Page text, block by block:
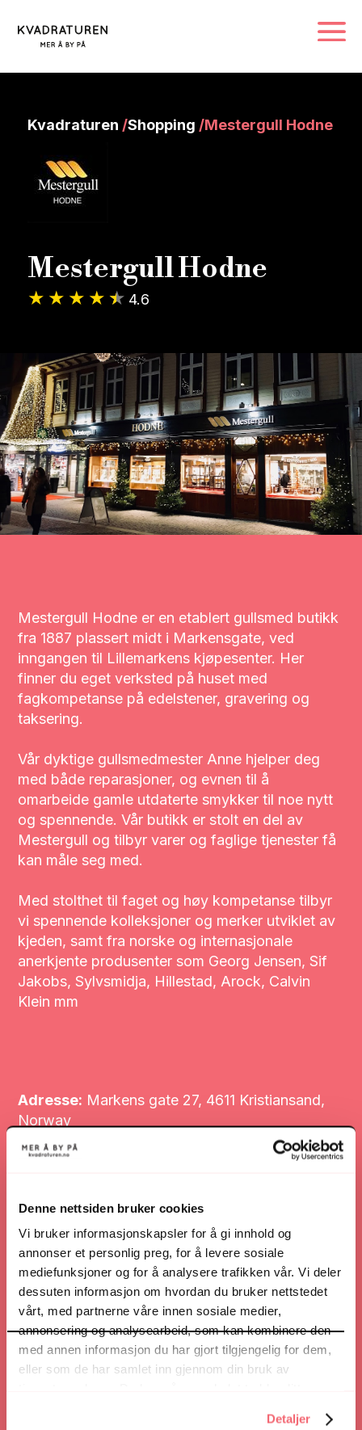
Denne nettsiden bruker cookies
Vi bruker informasjonskapsler for å gi innhold og
annonser et personlig preg, for å levere sosiale
mediefunksjoner og for å analysere trafikken vår. Vi deler
dessuten informasjon om hvordan du bruker nettstedet
vårt, med partnerne våre innen sosiale medier,
annonsering og analysearbeid, som kan kombinere den
med annen informasjon du har gjort tilgjengelig for dem,
eller som de har samlet inn gjennom din bruk av
Detaljer
Kvadraturen /Shopping /Mestergull Hodne
Mestergull Hodne
4.6
Mestergull Hodne er en etablert gullsmed butikk
fra 1887 plassert midt i Markensgate, ved
inngangen til Lillemarkens kjøpesenter. Her
finner du eget verksted på huset med
fagkompetanse på edelstener, gravering og
taksering.
Vår dyktige gullsmedmester Anne hjelper deg
med både reparasjoner, og evnen til å
omarbeide gamle utdaterte smykker til noe nytt
og spennende. Vår butikk er stolt en del av
Mestergull og tilbyr varer og faglige tjenester få
kan måle seg med.
Med stolthet til faget og høy kompetanse tilbyr
vi spennende kolleksjoner og merker utviklet av
kjeden, samt fra norske og internasjonale
anerkjente produsenter som Georg Jensen, Sif
Jakobs, Sylvsmidja, Hillestad, Arock, Calvin
Klein mm
Adresse: Markens gate 27, 4611 Kristiansand,
Norway
Tirsdag
10:00 -18:00
Torsdag
10:00 -18:00
Fredag
10:00 - 18:00
Lørdag
10:00 -17:00
Telefonnummer: +47 38 02 44 12
Nettsted: mestergull.no/hodne/